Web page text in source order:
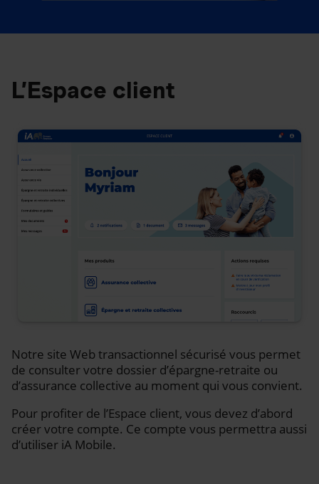
L’Espace client
Notre site Web transactionnel sécurisé vous permet
de consulter votre dossier d’épargne-retraite ou
d’assurance collective au moment qui vous convient.
Pour profiter de l’Espace client, vous devez d’abord
créer votre compte. Ce compte vous permettra aussi
d’utiliser iA Mobile.